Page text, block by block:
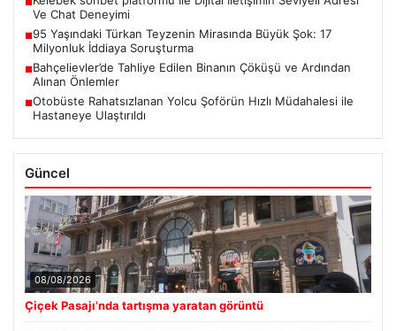
Ve Chat Deneyimi
■95 Yaşındaki Türkan Teyzenin Mirasında Büyük Şok: 17
Milyonluk İddiaya Soruşturma
■Bahçelievler’de Tahliye Edilen Binanın Çöküşü ve Ardından
Alınan Önlemler
■Otobüste Rahatsızlanan Yolcu Şoförün Hızlı Müdahalesi ile
Hastaneye Ulaştırıldı
Güncel
08/08/2026
Çiçek Pasajı’nda tartışma yaratan görüntü